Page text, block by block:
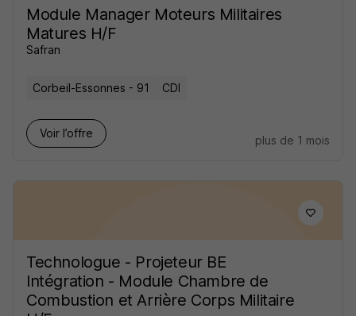
Module Manager Moteurs Militaires
Matures H/F
Safran
Corbeil-Essonnes - 91 CDI
Voir l’offre
plus de 1 mois
Technologue - Projeteur BE
Intégration - Module Chambre de
Combustion et Arrière Corps Militaire